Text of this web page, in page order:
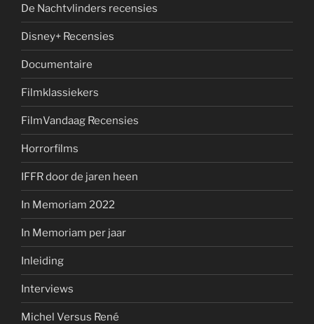
De Nachtvlinders recensies
Disney+ Recensies
Documentaire
Filmklassiekers
FilmVandaag Recensies
Horrorfilms
IFFR door de jaren heen
In Memoriam 2022
In Memoriam per jaar
Inleiding
Interviews
Michel Versus René